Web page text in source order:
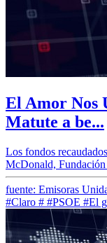
El Amor Nos
Matute a be...
Los fondos
McDonald,
fuente: Emisoras
#Claro # #PSOE #El